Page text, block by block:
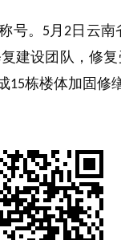
号。 5 月2 日云南
建设团队，修
15栋楼体加固修